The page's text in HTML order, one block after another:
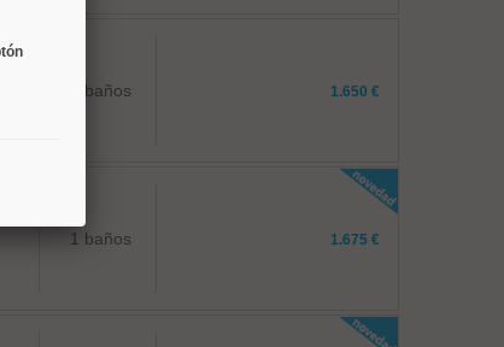
2 baños 1.650 €
1 baños 1.675 €